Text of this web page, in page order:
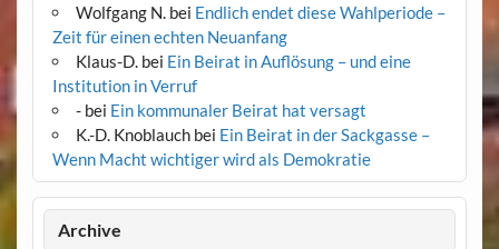
Wolfgang N.bei Endlich endet diese Wahlperiode –
Zeit für einen echten Neuanfang
Klaus-D.bei Ein Beirat in Auflösung – und eine
Institution in Verruf
-bei Ein kommunaler Beirat hat versagt
K.-D. Knoblauchbei Ein Beirat in der Sackgasse –
Wenn Macht wichtiger wird als Demokratie
Archive